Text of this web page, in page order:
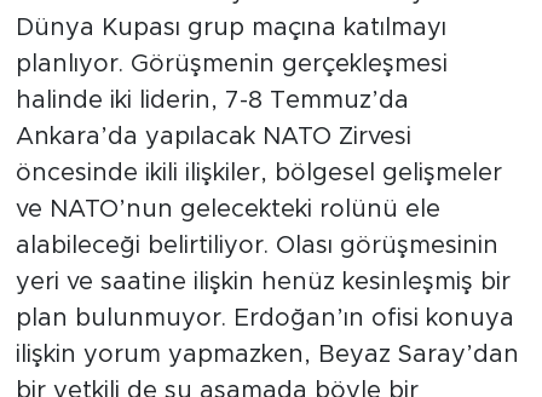
Dünya Kupası grup maçına katılmayı
planlıyor. Görüşmenin gerçekleşmesi
halinde iki liderin, 7-8 Temmuz’da
Ankara’da yapılacak NATO Zirvesi
öncesinde ikili ilişkiler, bölgesel gelişmeler
ve NATO’nun gelecekteki rolünü ele
alabileceği belirtiliyor. Olası görüşmesinin
yeri ve saatine ilişkin henüz kesinleşmiş bir
plan bulunmuyor. Erdoğan’ın ofisi konuya
ilişkin yorum yapmazken, Beyaz Saray’dan
bir yetkili de şu aşamada böyle bir